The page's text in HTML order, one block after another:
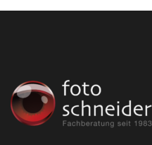
akzeptiere die